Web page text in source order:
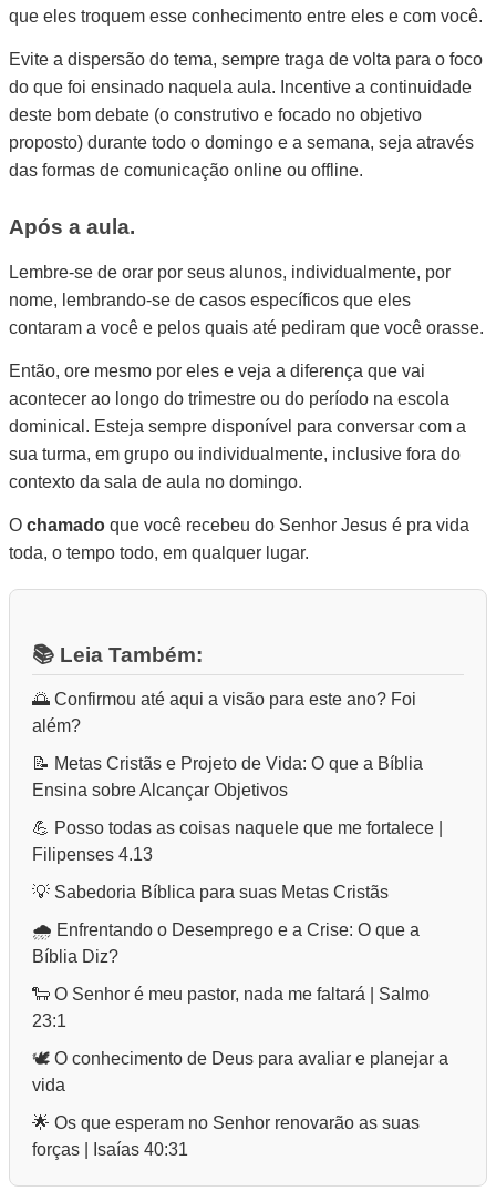
que eles troquem esse conhecimento entre eles e com você.
Evite a dispersão do tema, sempre traga de volta para o foco
do que foi ensinado naquela aula. Incentive a continuidade
deste bom debate (o construtivo e focado no objetivo
proposto) durante todo o domingo e a semana, seja através
das formas de comunicação online ou offline.
Após a aula.
Lembre-se de orar por seus alunos, individualmente, por
nome, lembrando-se de casos específicos que eles
contaram a você e pelos quais até pediram que você orasse.
Então, ore mesmo por eles e veja a diferença que vai
acontecer ao longo do trimestre ou do período na escola
dominical. Esteja sempre disponível para conversar com a
sua turma, em grupo ou individualmente, inclusive fora do
contexto da sala de aula no domingo.
O chamado que você recebeu do Senhor Jesus é pra vida
toda, o tempo todo, em qualquer lugar.
📚 Leia Também:
🌅 Confirmou até aqui a visão para este ano? Foi
além?
📝 Metas Cristãs e Projeto de Vida: O que a Bíblia
Ensina sobre Alcançar Objetivos
💪 Posso todas as coisas naquele que me fortalece |
Filipenses 4.13
💡 Sabedoria Bíblica para suas Metas Cristãs
🌧️ Enfrentando o Desemprego e a Crise: O que a
Bíblia Diz?
🐑 O Senhor é meu pastor, nada me faltará | Salmo
23:1
🕊️ O conhecimento de Deus para avaliar e planejar a
vida
🌟 Os que esperam no Senhor renovarão as suas
forças | Isaías 40:31